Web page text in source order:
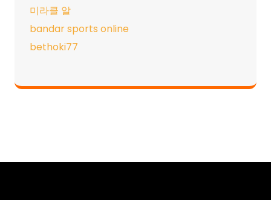
미라클 알
bandar sports online
bethoki77